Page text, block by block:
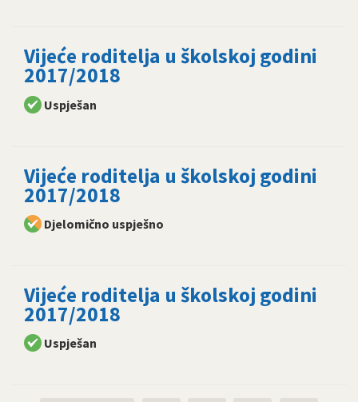
Vijeće roditelja u školskoj godini
2017/2018
Uspješan
Vijeće roditelja u školskoj godini
2017/2018
Djelomično uspješno
Vijeće roditelja u školskoj godini
2017/2018
Uspješan